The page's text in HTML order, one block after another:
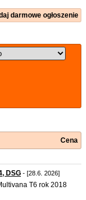
darmowe ogłoszenie
Cena
DSG - [28.6. 2026]
T6 rok 2018